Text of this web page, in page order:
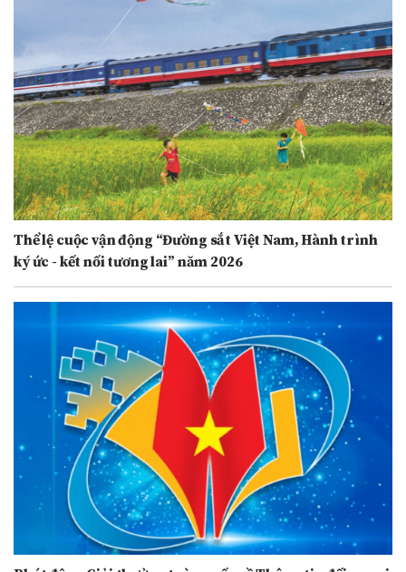
Thể lệ cuộc vận động “Đường sắt Việt Nam, Hành trình
ký ức - kết nối tương lai” năm 2026